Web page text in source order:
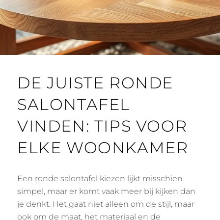
DE JUISTE RONDE
SALONTAFEL
VINDEN: TIPS VOOR
ELKE WOONKAMER
Een ronde salontafel kiezen lijkt misschien
simpel, maar er komt vaak meer bij kijken dan
je denkt. Het gaat niet alleen om de stijl, maar
ook om de maat, het materiaal en de